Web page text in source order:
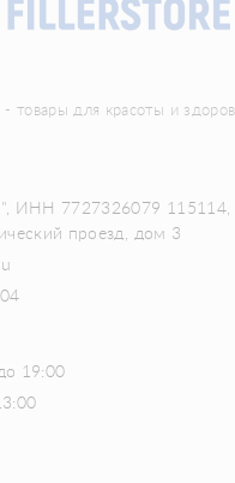
товары для красоты и
7727326079 115114,
проезд, дом 3
19:00